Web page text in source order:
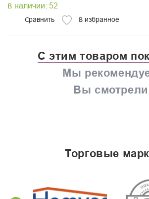
В наличии: 52
Сравнить В избранное
С этим товаром
Мы
Вы смотрели
торговые